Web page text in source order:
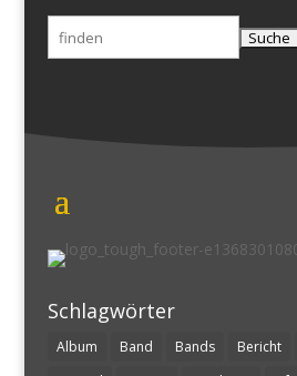
Suchen
nach:
Schlagwörter
Album Band Bands Bericht